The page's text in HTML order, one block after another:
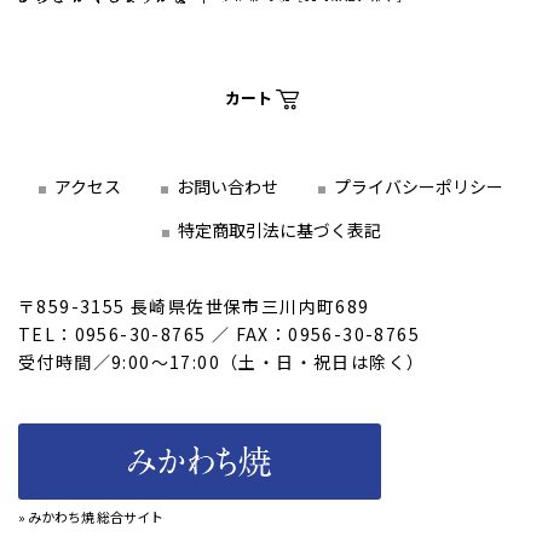
カート
アクセス お問い合わせ
プライバシーポリシー
特定商取引法に基づく表記
〒859-3155 長崎県佐世保市三川内町689
TEL：0956-30-8765 ／ FAX：0956-30-8765
受付時間／9:00～17:00（土・日・祝日は除く）
» みかわち焼 総合サイト